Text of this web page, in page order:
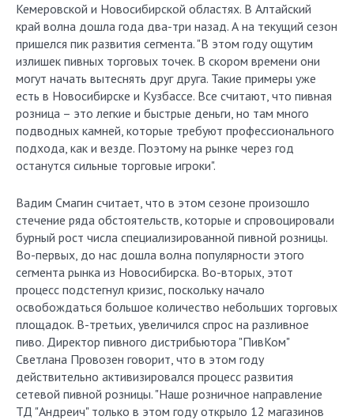
Кемеровской и Новосибирской областях. В Алтайский
край волна дошла года два-три назад. А на текущий сезон
пришелся пик развития сегмента. "В этом году ощутим
излишек пивных торговых точек. В скором времени они
могут начать вытеснять друг друга. Такие примеры уже
есть в Новосибирске и Кузбассе. Все считают, что пивная
розница – это легкие и быстрые деньги, но там много
подводных камней, которые требуют профессионального
подхода, как и везде. Поэтому на рынке через год
останутся сильные торговые игроки".
Вадим Смагин считает, что в этом сезоне произошло
стечение ряда обстоятельств, которые и спровоцировали
бурный рост числа специализированной пивной розницы.
Во-первых, до нас дошла волна популярности этого
сегмента рынка из Новосибирска. Во-вторых, этот
процесс подстегнул кризис, поскольку начало
освобождаться большое количество небольших торговых
площадок. В-третьих, увеличился спрос на разливное
пиво. Директор пивного дистрибьютора "ПивКом"
Светлана Провозен говорит, что в этом году
действительно активизировался процесс развития
сетевой пивной розницы. "Наше розничное направление
ТД "Андреич" только в этом году открыло 12 магазинов